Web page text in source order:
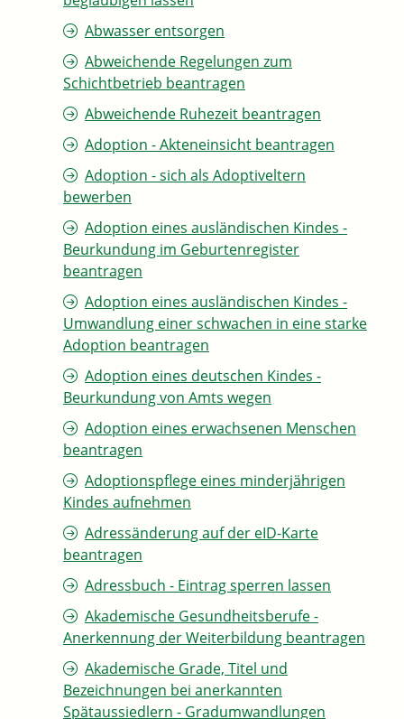
Abwasser entsorgen
Abweichende Regelungen zum
Schichtbetrieb beantragen
Abweichende Ruhezeit beantragen
Adoption - Akteneinsicht beantragen
Adoption - sich als Adoptiveltern
bewerben
Adoption eines ausländischen Kindes -
Beurkundung im Geburtenregister
beantragen
Adoption eines ausländischen Kindes -
Umwandlung einer schwachen in eine starke
Adoption beantragen
Adoption eines deutschen Kindes -
Beurkundung von Amts wegen
Adoption eines erwachsenen Menschen
beantragen
Adoptionspflege eines minderjährigen
Kindes aufnehmen
Adressänderung auf der eID-Karte
beantragen
Adressbuch - Eintrag sperren lassen
Akademische Gesundheitsberufe -
Anerkennung der Weiterbildung beantragen
Akademische Grade, Titel und
Bezeichnungen bei anerkannten
Spätaussiedlern - Gradumwandlungen